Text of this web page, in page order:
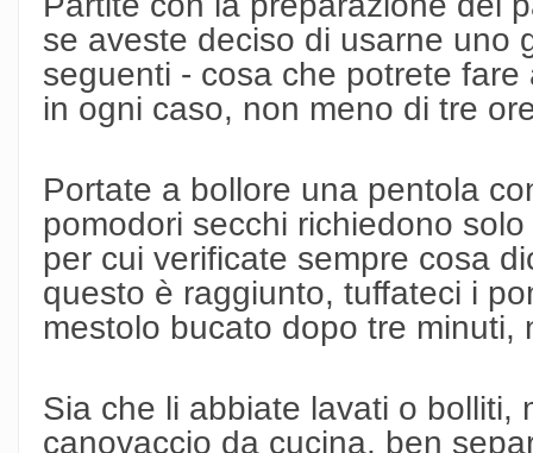
se aveste deciso di usarne uno
seguenti - cosa che potrete
in ogni caso, non meno di tre
Portate a bollore una pentola
pomodori secchi richiedono
per cui verificate sempre cosa
questo è raggiunto, tuffateci i
mestolo bucato dopo tre minuti,
Sia che li abbiate lavati o bolliti,
canovaccio da cucina, ben